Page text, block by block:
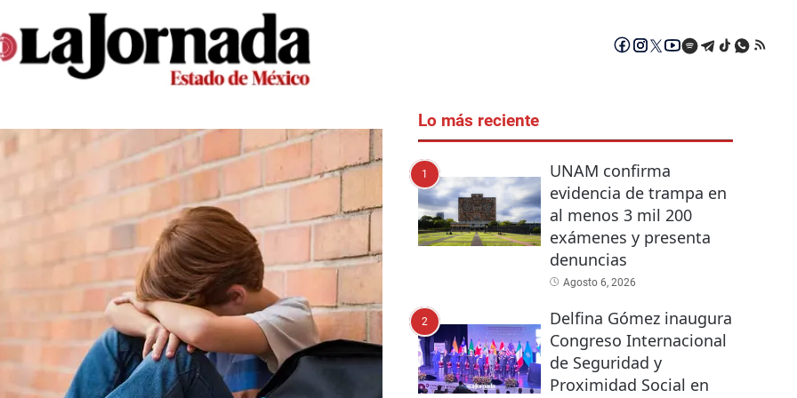
Lo más reciente
1
UNAM confirma
evidencia de trampa en
al menos 3 mil 200
exámenes y presenta
denuncias
Agosto 6, 2026
2
Delfina Gómez inaugura
Congreso Internacional
de Seguridad y
Proximidad Social en